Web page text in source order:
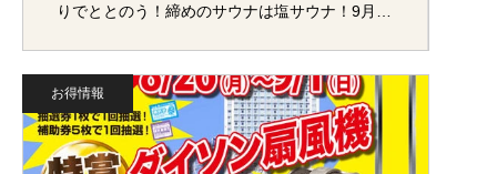
りでととのう！締めのサウナは塩サウナ！9月…
お得情報